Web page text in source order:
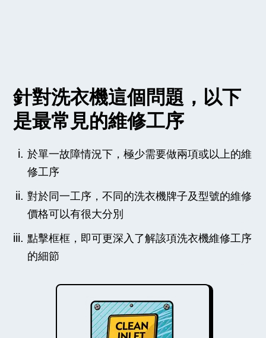
針對洗衣機這個問題，以下
是最常見的維修工序
於單一故障情況下，極少需要做兩項或以上的維
修工序
對於同一工序，不同的洗衣機牌子及型號的維修
價格可以有很大分別
點擊框框，即可更深入了解該項洗衣機維修工序
的細節